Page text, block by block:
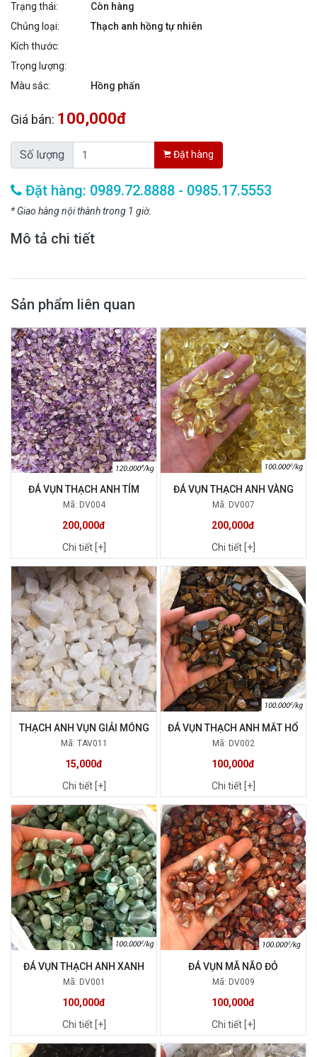
Trạng thái:
Còn hàng
Chủng loại:
Thạch anh hồng tự nhiên
Kích thước:
Trọng lượng:
Màu sắc:
Hồng phấn
Giá bán: 100,000đ
Số lượng Đặt hàng
Đặt hàng: 0989.72.8888 - 0985.17.5553
* Giao hàng nội thành trong 1 giờ.
Mô tả chi tiết
Sản phẩm liên quan
ĐÁ VỤN THẠCH ANH TÍM
Mã: DV004
200,000đ
Chi tiết [+]
ĐÁ VỤN THẠCH ANH VÀNG
Mã: DV007
200,000đ
Chi tiết [+]
THẠCH ANH VỤN GIẢI MÓNG
Mã: TAV011
15,000đ
Chi tiết [+]
ĐÁ VỤN THẠCH ANH MẮT HỔ
Mã: DV002
100,000đ
Chi tiết [+]
ĐÁ VỤN THẠCH ANH XANH
Mã: DV001
100,000đ
Chi tiết [+]
ĐÁ VỤN MÃ NÃO ĐỎ
Mã: DV009
100,000đ
Chi tiết [+]